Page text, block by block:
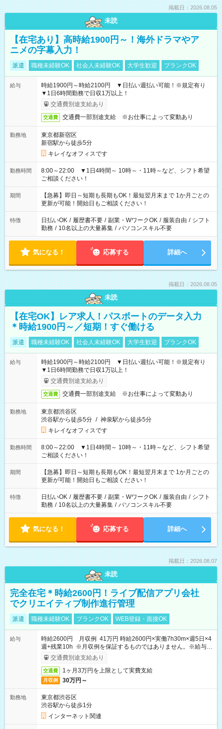
掲載日：2026.08.05
未読
【在宅あり】高時給1900円～！海外ドラマやア
ニメの字幕入力！
派遣 職種未経験OK 社会人未経験OK 大学生歓迎 ブランクOK
給与
時給1900円～時給2100円 ▼日払い週払い可能！※規定有り
▼1日6時間勤務で日収1万以上！
交通費別途支給あり
交通費 交通費一部別途支給 ※お仕事によって変動あり
勤務地
東京都新宿区
新宿駅から徒歩5分
キレイなオフィスです
勤務時間
8:00～22:00 ▼1日4時間～ 10時～・11時～など、シフト希望
ご相談ください！
期間
【急募】即日～短期も長期もOK！最短翌月末まで 1か月ごとの
更新が可能！開始日もご相談ください！
特徴 日払いOK / 履歴書不要 / 副業・WワークOK / 服装自由 / シフト
勤務 / 10名以上の大量募集 / パソコンスキル不要
気になる！ 応募する 詳細へ
掲載日：2026.08.05
未読
【在宅OK】レア求人！パスポートのデータ入力
＊時給1900円～／短期！すぐ働ける
派遣 職種未経験OK 社会人未経験OK 大学生歓迎 ブランクOK
給与
時給1900円～時給2100円 ▼日払い週払い可能！※規定有り
▼1日6時間勤務で日収1万以上！
交通費別途支給あり
交通費 交通費一部別途支給 ※お仕事によって変動あり
勤務地
東京都渋谷区
渋谷駅から徒歩5分 / 神泉駅から徒歩5分
キレイなオフィスです
勤務時間
8:00～22:00 ▼1日4時間～ 10時～・11時～など、シフト希望
ご相談ください！
期間
【急募】即日～短期も長期もOK！最短翌月末まで 1か月ごとの
更新が可能！開始日もご相談ください！
特徴 日払いOK / 履歴書不要 / 副業・WワークOK / 服装自由 / シフト
勤務 / 10名以上の大量募集 / パソコンスキル不要
気になる！ 応募する 詳細へ
掲載日：2026.08.07
未読
完全在宅＊時給2600円！ライブ配信アプリ会社
でクリエイティブ制作進行管理
派遣 職種未経験OK ブランクOK WEB登録・面接OK
給与
時給2600円 月収例 41万円 時給2600円×実働7h30m×週5日×4
週+残業10h ※月収例を保証するものではありません。※給与即
受取りサービス利用可（利用条件有）
交通費別途支給あり
交通費 1ヶ月3万円を上限として実費支給
月収例 30万円～
勤務地
東京都渋谷区
渋谷駅から徒歩1分
インターネット関連